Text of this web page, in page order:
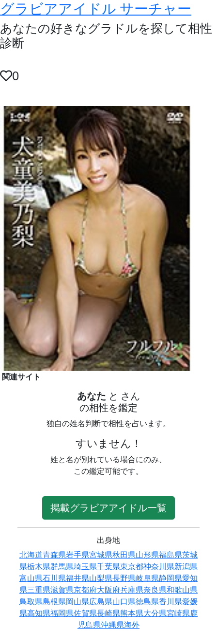
グラビアアイドル サーチャー
あなたの好きなグラドルを探して相性
診断
0
関連サイト
あなた と さん
の相性を鑑定
独自の姓名判断で相性を占います。
すいません！
姓と名が別れている場合にのみ、
この鑑定可能です。
掲載グラビアアイドル一覧
出身地
北海道青森県岩手県宮城県秋田県山形県福島県茨城
県栃木県群馬県埼玉県千葉県東京都神奈川県新潟県
富山県石川県福井県山梨県長野県岐阜県静岡県愛知
県三重県滋賀県京都府大阪府兵庫県奈良県和歌山県
鳥取県島根県岡山県広島県山口県徳島県香川県愛媛
県高知県福岡県佐賀県長崎県熊本県大分県宮崎県鹿
児島県沖縄県海外